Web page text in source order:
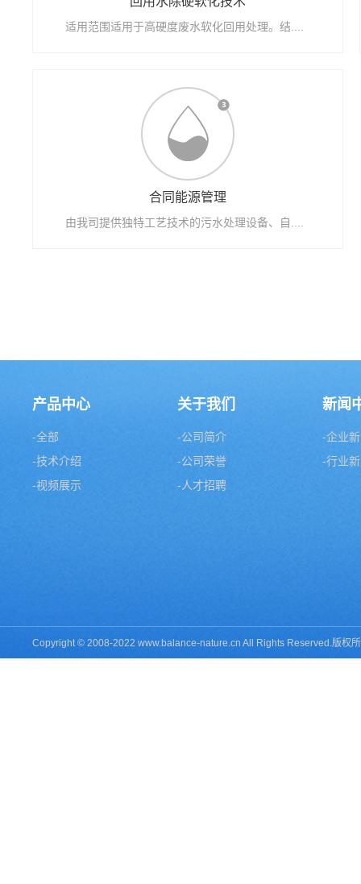
适用范围适用于高硬度废水软化回用处理。结....
合同能源管理
由我司提供独特工艺技术的污水处理设备、自....
产品中心
-全部
-技术介绍
-视频展示
关于我们
-公司简介
-公司荣誉
-人才招聘
新闻
-企业
-行业
Copyright © 2008-2022 www.balance-nature.cn All Rights Reserved.版权